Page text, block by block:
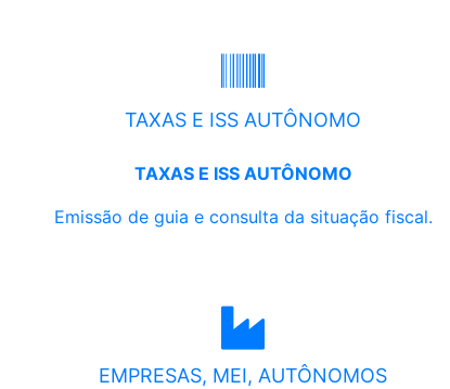
TAXAS E ISS AUTÔNOMO
TAXAS E ISS AUTÔNOMO
Emissão de guia e consulta da situação fiscal.
EMPRESAS, MEI, AUTÔNOMOS